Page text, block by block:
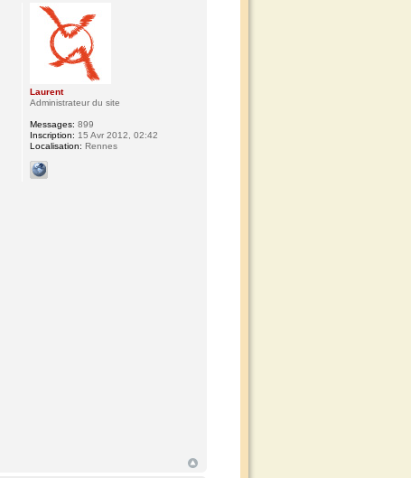
Laurent
Administrateur du site
Messages: 899
Inscription: 15 Avr 2012, 02:42
Localisation: Rennes